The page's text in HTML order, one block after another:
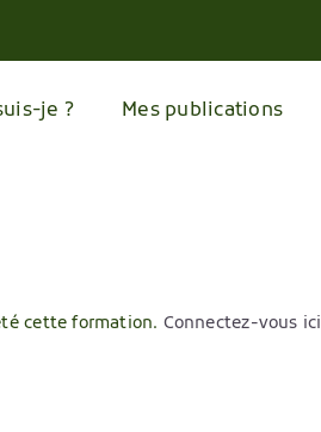
je ? Mes publications
cette formation. Connectez-vous ici